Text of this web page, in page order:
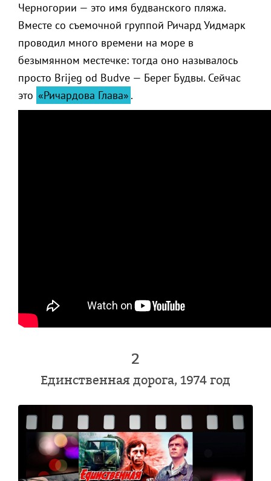
Черногории — это имя будванского пляжа.
Вместе со съемочной группой Ричард Уидмарк
проводил много времени на море в
безымянном местечке: тогда оно называлось
просто Brijeg od Budve — Берег Будвы. Сейчас
это «Ричардова Глава» .
2
Единственная дорога, 1974 год